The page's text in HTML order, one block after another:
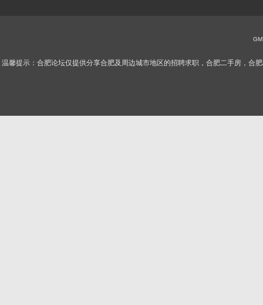
温馨提示：合肥论坛仅提供分享合肥及周边城市地区的招聘求职，合肥二手房，合